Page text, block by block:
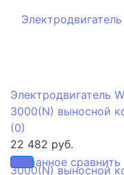
избранное сравнить
Электродвигатель
3000(N) выносной
(0)
22 482 руб.